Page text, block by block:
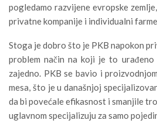
pogledamo razvijene evropske
privatne kompanije i individualni
Stoga je dobro što je PKB napokon
problem način na koji je to
zajedno. PKB se bavio i
mesa, što je u današnjoj
da bi povećale efikasnost i smanjile
uglavnom specijalizuju za samo